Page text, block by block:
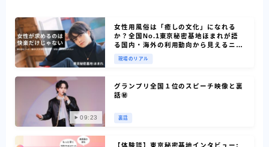
女性用風俗は「癒しの文化」になれる
か？全国No.1東京秘密基地ほまれが語
る国内・海外の利用動向から見えるニー
現場のリアル
09:23
グランプリ全国１位のスピーチ映像と裏
話㊙
裏話
【体験談】東京秘密基地インタビュー: